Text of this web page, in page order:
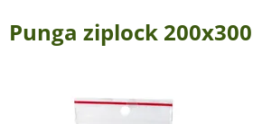
Punga ziplock